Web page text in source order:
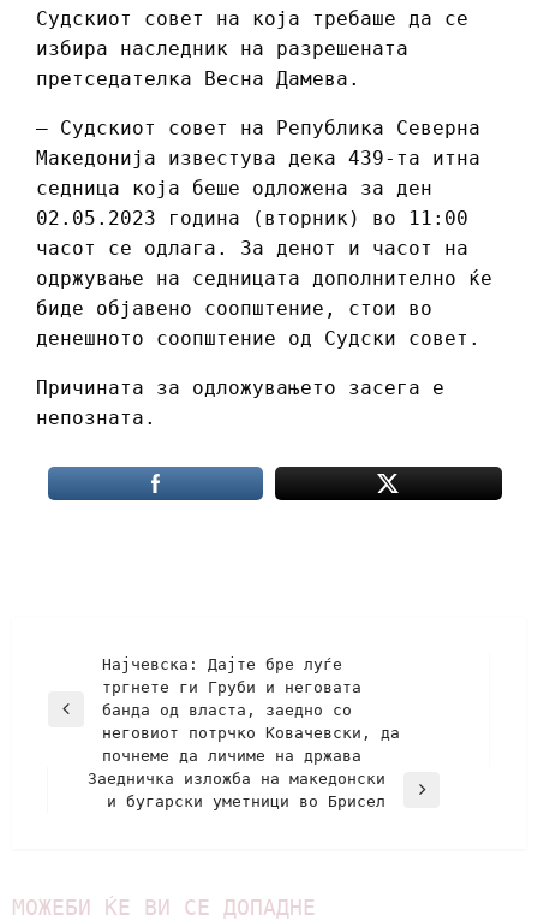
Судскиот совет на која требаше да се
избира наследник на разрешената
претседателка Весна Дамева.
– Судскиот совет на Република Северна
Македонија известува дека 439-та итна
седница која беше одложена за ден
02.05.2023 година (вторник) во 11:00
часот се одлага. За денот и часот на
одржување на седницата дополнително ќе
биде објавено соопштение, стои во
денешното соопштение од Судски совет.
Причината за одложувањето засега е
непозната.
Најчевска: Дајте бре луѓе
тргнете ги Груби и неговата
банда од власта, заедно со
неговиот потрчко Ковачевски, да
почнеме да личиме на држава
Заедничка изложба на македонски
и бугарски уметници во Брисел
МОЖЕБИ ЌЕ ВИ СЕ ДОПАДНЕ